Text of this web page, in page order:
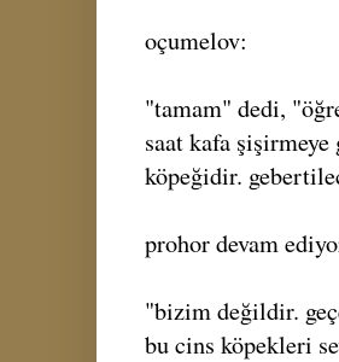
oçumelov:
"tamam" dedi,
saat kafa
köpeğidir.
prohor devam
"bizim değildir.
bu cins köpekleri